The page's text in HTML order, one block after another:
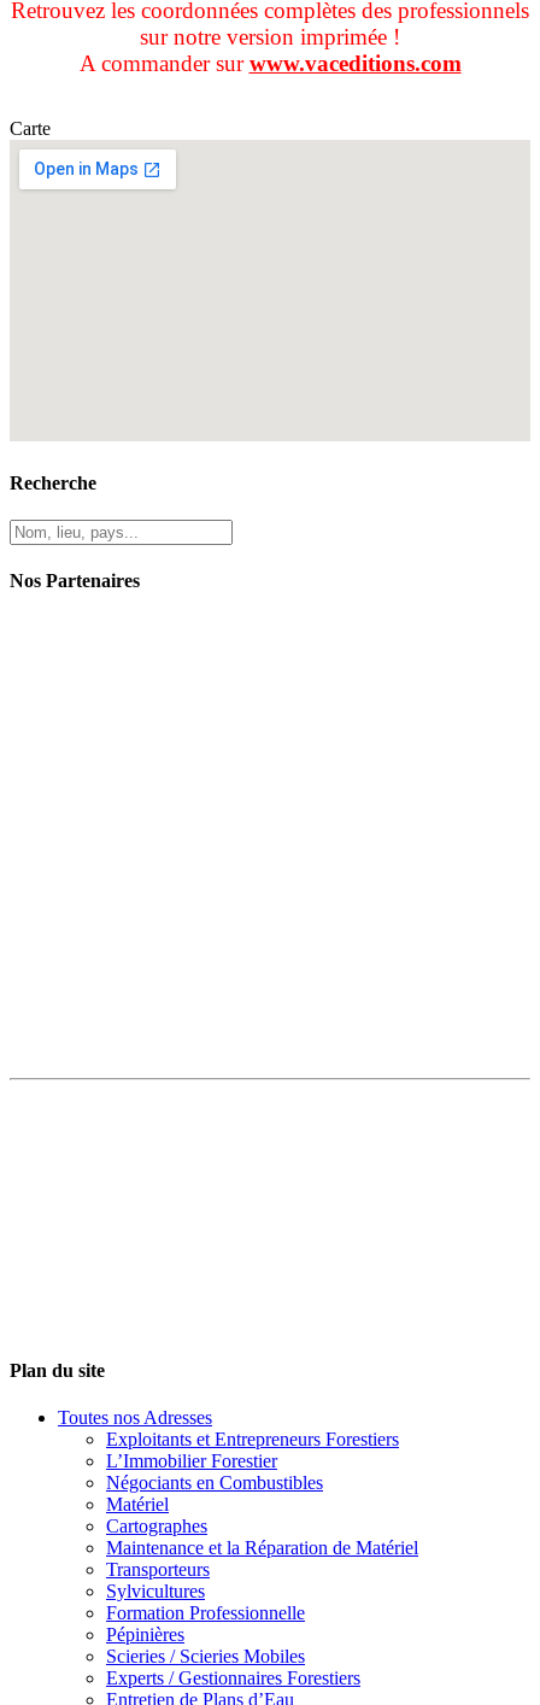
Retrouvez les coordonnées complètes des professionnels
sur notre version imprimée !
A commander surwww.vaceditions.com
Carte
Recherche
Nos Partenaires
Plan du site
Toutes nos Adresses
Exploitants et Entrepreneurs Forestiers
L’Immobilier Forestier
Négociants en Combustibles
Matériel
Cartographes
Maintenance et la Réparation de Matériel
Transporteurs
Sylvicultures
Formation Professionnelle
Pépinières
Scieries / Scieries Mobiles
Experts / Gestionnaires Forestiers
Entretien de Plans d’Eau